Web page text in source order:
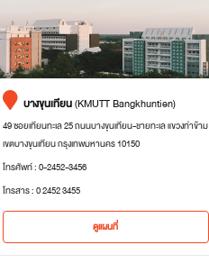
บางขุนเทียน(KMUTT Bangkhuntien)
49 ซอยเทียนทะเล 25 ถนนบางขุนเทียน-ชายทะเล แขวงท่าข้าม
เขตบางขุนเทียน กรุงเทพมหานคร 10150
โทรศัพท์ : 0-2452-3456
โทรสาร : 0 2452 3455
ดูแผนที่